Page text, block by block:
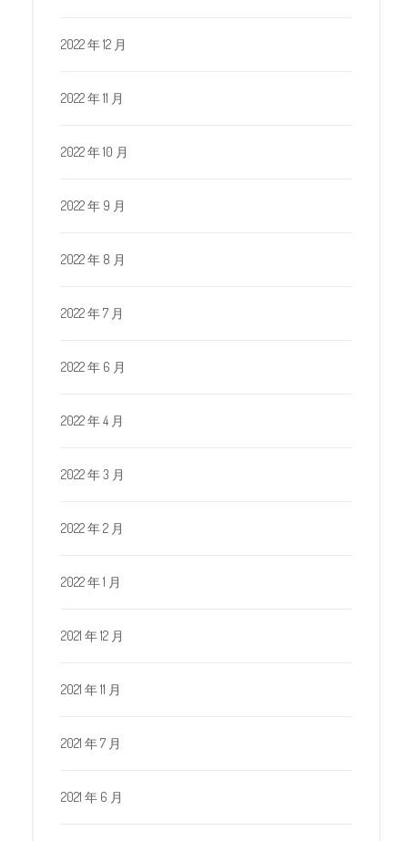
2022 年 12 月
2022 年 11 月
2022 年 10 月
2022 年 9 月
2022 年 8 月
2022 年 7 月
2022 年 6 月
2022 年 4 月
2022 年 3 月
2022 年 2 月
2022 年 1 月
2021 年 12 月
2021 年 11 月
2021 年 7 月
2021 年 6 月